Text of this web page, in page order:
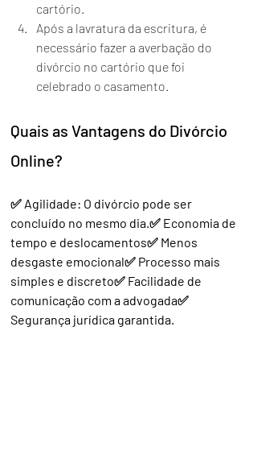
cartório.
Após a lavratura da escritura, é
necessário fazer a averbação do
divórcio no cartório que foi
celebrado o casamento.
Quais as Vantagens do Divórcio
Online?
✅ Agilidade: O divórcio pode ser
concluído no mesmo dia.✅ Economia de
tempo e deslocamentos✅ Menos
desgaste emocional✅ Processo mais
simples e discreto✅ Facilidade de
comunicação com a advogada✅
Segurança jurídica garantida.